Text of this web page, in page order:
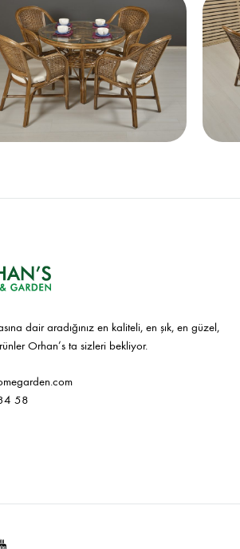
dair aradığınız en kaliteli, en şık, en güzel,
Orhan’s ta sizleri bekliyor.
58
Youtube